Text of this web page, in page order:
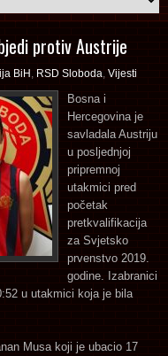
protiv Austrije
BiH RSD Sloboda Vijesti
Bosna i
Hercegovina je
savladala Austriju
u posljednjoj
pripremnoj
utakmici pred
početak
pretkvalifikacija
za Svjetsko
prvenstvo 2019.
godine. Izabranici
u utakmici koja je bila
Musa koji je ubacio 17